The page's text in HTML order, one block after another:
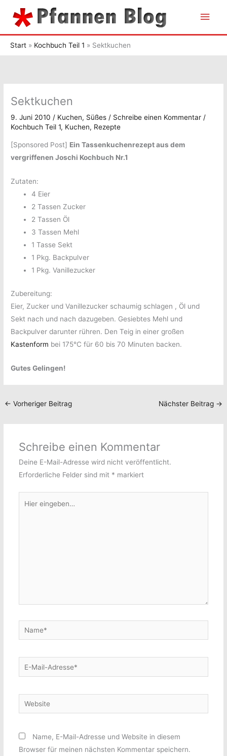
Inhalt
Start Kochbuch Teil 1 Sektkuchen
Sektkuchen
9. Juni 2010 / Kuchen, Süßes / Schreibe einen Kommentar /
Kochbuch Teil 1, Kuchen, Rezepte
[Sponsored Post] Ein Tassenkuchenrezept aus dem
vergriffenen Joschi Kochbuch Nr.1
Zutaten:
4 Eier
2 Tassen Zucker
2 Tassen Öl
3 Tassen Mehl
1 Tasse Sekt
1 Pkg. Backpulver
1 Pkg. Vanillezucker
Zubereitung:
Eier, Zucker und Vanillezucker schaumig schlagen , Öl und
Sekt nach und nach dazugeben. Gesiebtes Mehl und
Backpulver darunter rühren. Den Teig in einer großen
Kastenform bei 175°C für 60 bis 70 Minuten backen.
Gutes Gelingen!
← Vorheriger Beitrag Nächster Beitrag →
Schreibe einen Kommentar
Deine E-Mail-Adresse wird nicht veröffentlicht.
Erforderliche Felder sind mit * markiert
eingeben…
Name*
E-
Mail-
Website
Name, E-Mail-Adresse und Website in diesem
Browser für meinen nächsten Kommentar speichern.